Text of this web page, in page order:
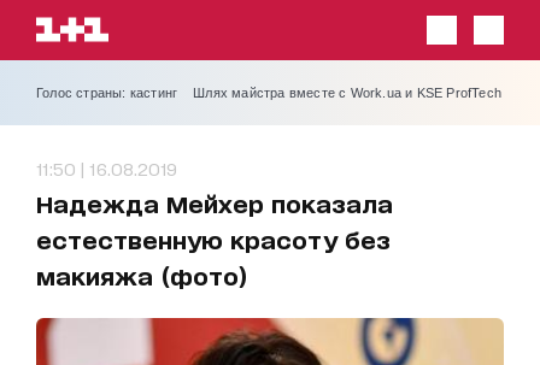
Голос страны: кастинг Шлях майстра вместе с Work.ua и KSE ProfTech
11:50 | 16.08.2019
Надежда Мейхер показала
естественную красоту без
макияжа (фото)